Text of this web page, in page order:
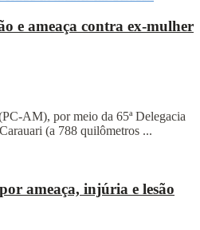
e ameaça contra ex-mulher
AM), por meio da 65ª Delegacia
(a 788 quilômetros ...
ameaça, injúria e lesão